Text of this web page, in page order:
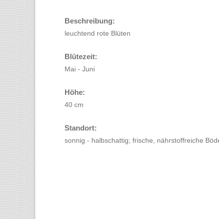
Beschreibung:
leuchtend rote Blüten
Blütezeit:
Mai - Juni
Höhe:
40 cm
Standort:
sonnig - halbschattig; frische, nährstoffreiche